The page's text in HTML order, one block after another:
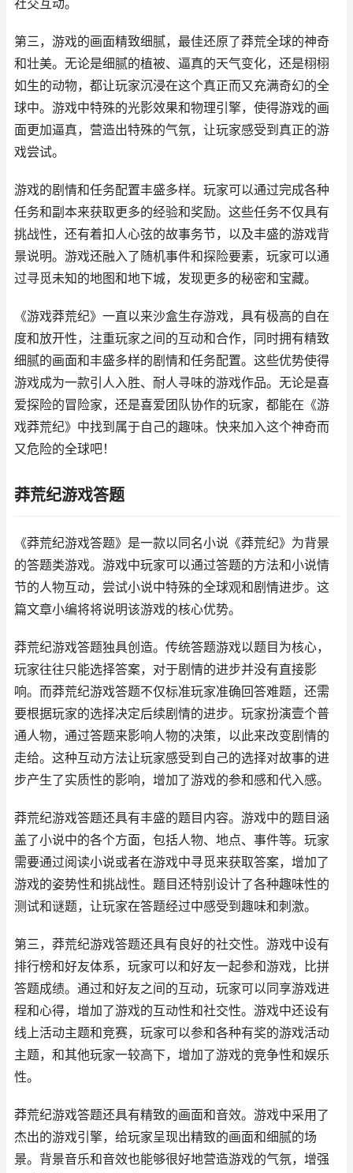
社交互动。
第三，游戏的画面精致细腻，最佳还原了莽荒全球的神奇
和壮美。无论是细腻的植被、逼真的天气变化，还是栩栩
如生的动物，都让玩家沉浸在这个真正而又充满奇幻的全
球中。游戏中特殊的光影效果和物理引擎，使得游戏的画
面更加逼真，营造出特殊的气氛，让玩家感受到真正的游
戏尝试。
游戏的剧情和任务配置丰盛多样。玩家可以通过完成各种
任务和副本来获取更多的经验和奖励。这些任务不仅具有
挑战性，还有着扣人心弦的故事务节，以及丰盛的游戏背
景说明。游戏还融入了随机事件和探险要素，玩家可以通
过寻觅未知的地图和地下城，发现更多的秘密和宝藏。
《游戏莽荒纪》一直以来沙盒生存游戏，具有极高的自在
度和放开性，注重玩家之间的互动和合作，同时拥有精致
细腻的画面和丰盛多样的剧情和任务配置。这些优势使得
游戏成为一款引人入胜、耐人寻味的游戏作品。无论是喜
爱探险的冒险家，还是喜爱团队协作的玩家，都能在《游
戏莽荒纪》中找到属于自己的趣味。快来加入这个神奇而
又危险的全球吧！
莽荒纪游戏答题
《莽荒纪游戏答题》是一款以同名小说《莽荒纪》为背景
的答题类游戏。游戏中玩家可以通过答题的方法和小说情
节的人物互动，尝试小说中特殊的全球观和剧情进步。这
篇文章小编将将说明该游戏的核心优势。
莽荒纪游戏答题独具创造。传统答题游戏以题目为核心，
玩家往往只能选择答案，对于剧情的进步并没有直接影
响。而莽荒纪游戏答题不仅标准玩家准确回答难题，还需
要根据玩家的选择决定后续剧情的进步。玩家扮演壹个普
通人物，通过答题来影响人物的决策，以此来改变剧情的
走给。这种互动方法让玩家感受到自己的选择对故事的进
步产生了实质性的影响，增加了游戏的参和感和代入感。
莽荒纪游戏答题还具有丰盛的题目内容。游戏中的题目涵
盖了小说中的各个方面，包括人物、地点、事件等。玩家
需要通过阅读小说或者在游戏中寻觅来获取答案，增加了
游戏的姿势性和挑战性。题目还特别设计了各种趣味性的
测试和谜题，让玩家在答题经过中感受到趣味和刺激。
第三，莽荒纪游戏答题还具有良好的社交性。游戏中设有
排行榜和好友体系，玩家可以和好友一起参和游戏，比拼
答题成绩。通过和好友之间的互动，玩家可以同享游戏进
程和心得，增加了游戏的互动性和社交性。游戏中还设有
线上活动主题和竞赛，玩家可以参和各种有奖的游戏活动
主题，和其他玩家一较高下，增加了游戏的竞争性和娱乐
性。
莽荒纪游戏答题还具有精致的画面和音效。游戏中采用了
杰出的游戏引擎，给玩家呈现出精致的画面和细腻的场
景。背景音乐和音效也能够很好地营造游戏的气氛，增强